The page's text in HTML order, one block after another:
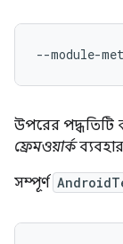
--module-
উপরের পদ্ধতিটি
ফ্রেমওয়ার্ক
সম্পূর্ণ